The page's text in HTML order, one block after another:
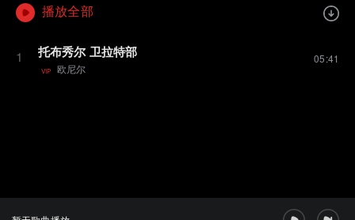
播放全部
1 托布秀尔 卫拉特部
VIP 欧尼尔
05:41